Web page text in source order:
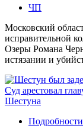
ЧП
Московский
исправительной
Озеры Романа
истязании и
Суд арестовал
Шестуна